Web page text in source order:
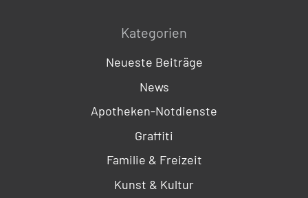
Kategorien
Neueste Beiträge
News
Apotheken-Notdienste
Graffiti
Familie & Freizeit
Kunst & Kultur